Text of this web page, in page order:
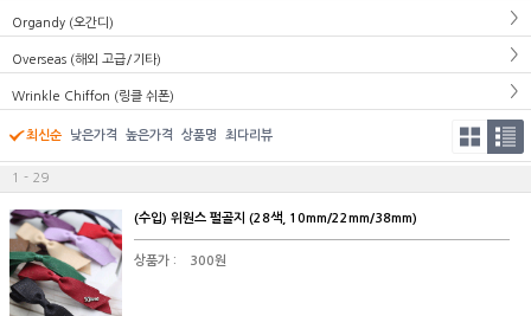
Organdy (오간디)
Overseas (해외 고급/기타)
Wrinkle Chiffon (링클 쉬폰)
최신순 낮은가격 높은가격 상품명 최다리뷰
1 - 29
(수입) 위원스 펄골지 (28색, 10mm/22mm/38mm)
상품가 : 300원